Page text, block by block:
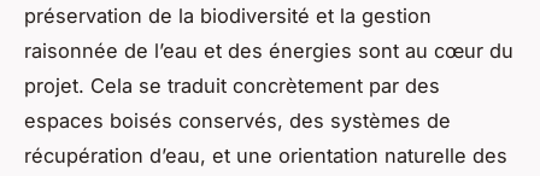
préservation de la biodiversité et la gestion
raisonnée de l’eau et des énergies sont au cœur du
projet. Cela se traduit concrètement par des
espaces boisés conservés, des systèmes de
récupération d’eau, et une orientation naturelle des